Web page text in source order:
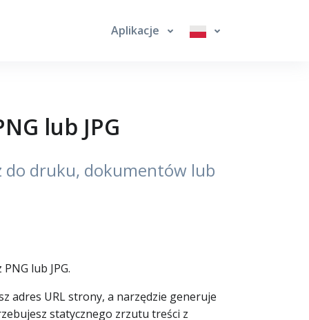
Aplikacje
lub JPG
do druku, dokumentów lub
lub JPG.
adres URL strony, a narzędzie generuje
statycznego zrzutu treści z